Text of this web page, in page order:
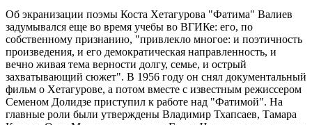
Об экранизации поэмы Коста Хетагурова "Фатима" Валиев
задумывался еще во время учебы во ВГИКе: его, по
собственному признанию, "привлекло многое: и поэтичность
произведения, и его демократическая направленность, и
вечно живая тема верности долгу, семье, и острый
захватывающий сюжет". В 1956 году он снял документальный
фильм о Хетагурове, а потом вместе с известным режиссером
Семеном Долидзе приступил к работе над "Фатимой". На
главные роли были утверждены Владимир Тхапсаев, Тамара